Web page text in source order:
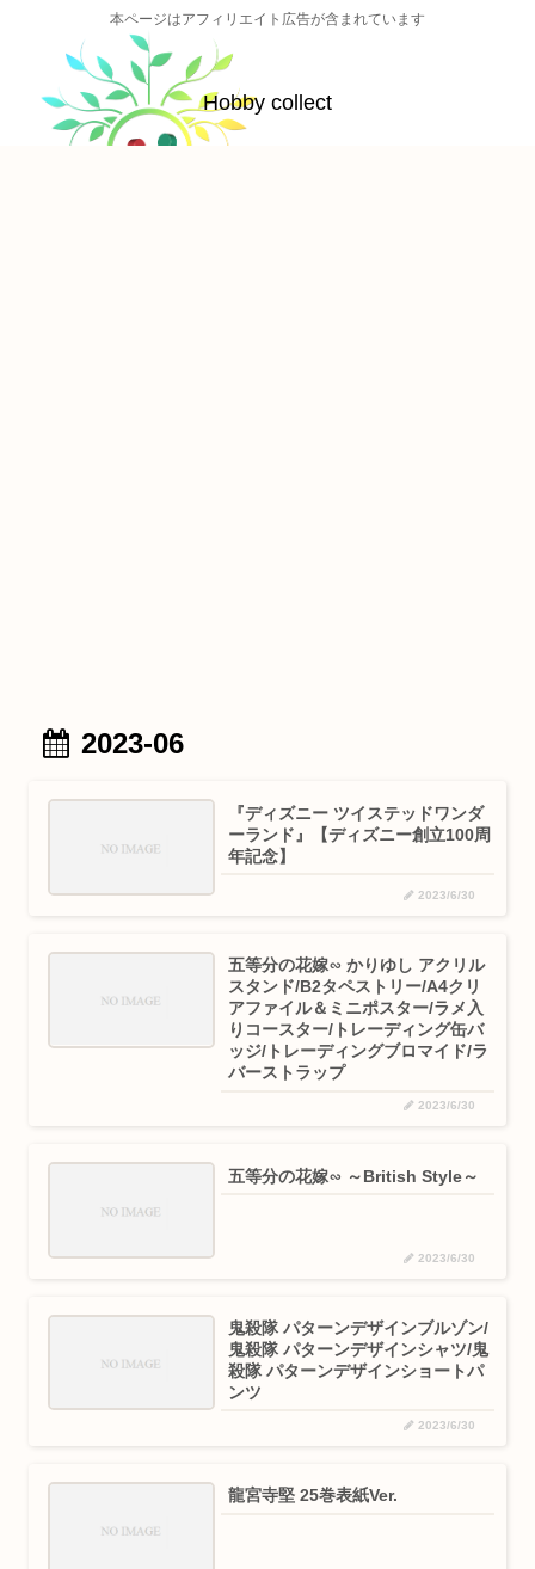
本ページはアフィリエイト広告が含まれています
Hobby collect
2023-06
『ディズニー ツイステッドワンダ
ーランド』【ディズニー創立100周
年記念】
2023/6/30
五等分の花嫁∽ かりゆし アクリル
スタンド/B2タペストリー/A4クリ
アファイル＆ミニポスター/ラメ入
りコースター/トレーディング缶バ
ッジ/トレーディングブロマイド/ラ
バーストラップ
2023/6/30
五等分の花嫁∽ ～British Style～
2023/6/30
鬼殺隊 パターンデザインブルゾン/
鬼殺隊 パターンデザインシャツ/鬼
殺隊 パターンデザインショートパ
ンツ
2023/6/30
龍宮寺堅 25巻表紙Ver.